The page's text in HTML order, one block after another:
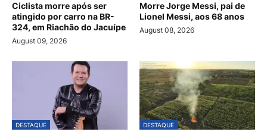
Ciclista morre após ser
atingido por carro na BR-
324, em Riachão do Jacuípe
August 09, 2026
Morre Jorge Messi, pai de
Lionel Messi, aos 68 anos
August 08, 2026
DESTAQUE DESTAQUE